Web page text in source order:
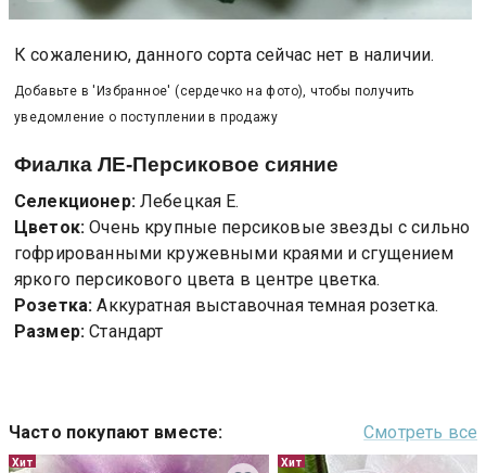
К сожалению, данного сорта сейчас нет в наличии.
Добавьте в 'Избранное' (сердечко на фото), чтобы получить
уведомление о поступлении в продажу
Фиалка ЛЕ-Персиковое сияние
Селекционер: Лебецкая Е.
Цветок: Очень крупные персиковые звезды с сильно
гофрированными кружевными краями и сгущением
яркого персикового цвета в центре цветка.
Розетка: Аккуратная выставочная темная розетка.
Размер: Стандарт
Часто покупают вместе: Смотреть все
Хит Хит